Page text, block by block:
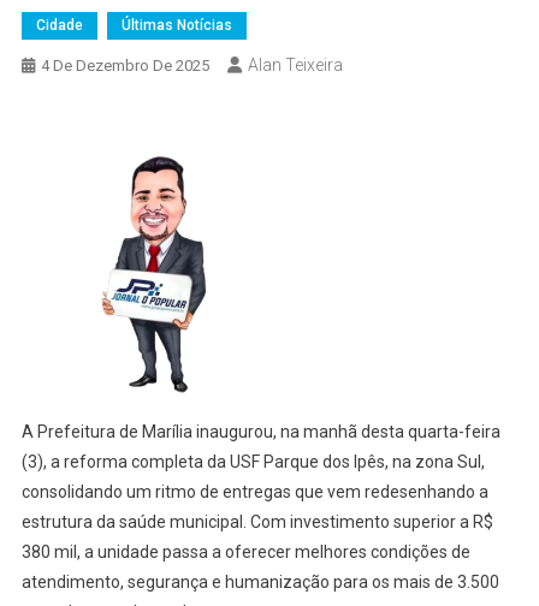
Cidade Últimas Notícias
4 De Dezembro De 2025 Alan Teixeira
A Prefeitura de Marília inaugurou, na manhã desta quarta-feira
(3), a reforma completa da USF Parque dos Ipês, na zona Sul,
consolidando um ritmo de entregas que vem redesenhando a
estrutura da saúde municipal. Com investimento superior a R$
380 mil, a unidade passa a oferecer melhores condições de
atendimento, segurança e humanização para os mais de 3.500